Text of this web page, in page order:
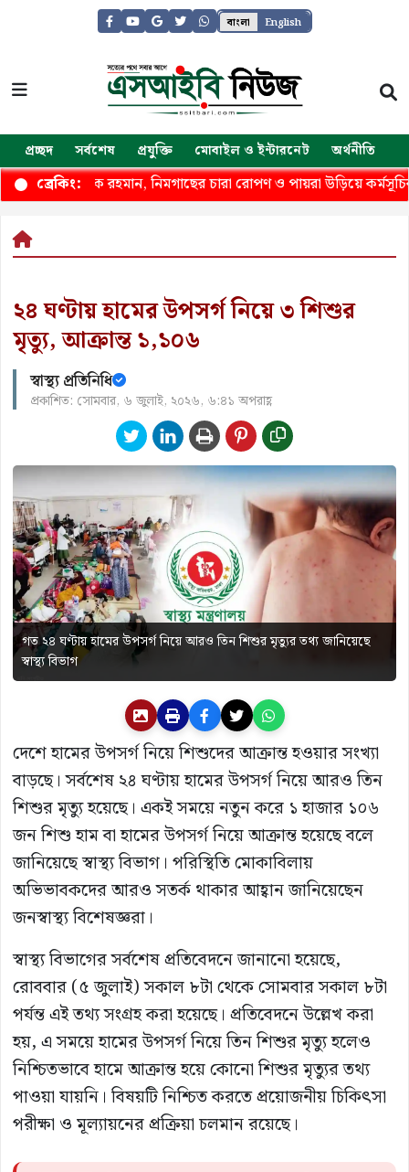
বাংলা English
প্রচ্ছদ সর্বশেষ প্রযুক্তি মোবাইল ও ইন্টারনেট অর্থনীতি
ব্রেকিং:
তারেক রহমান, নিমগাছের চারা রোপণ ও পায়রা উড়িয়ে কর্মসূচির
২৪ ঘণ্টায় হামের উপসর্গ নিয়ে ৩ শিশুর
মৃত্যু, আক্রান্ত ১,১০৬
স্বাস্থ্য প্রতিনিধি
প্রকাশিত: সোমবার, ৬ জুলাই, ২০২৬, ৬:৪১ অপরাহ্ণ
গত ২৪ ঘণ্টায় হামের উপসর্গ নিয়ে আরও তিন শিশুর মৃত্যুর তথ্য জানিয়েছে
স্বাস্থ্য বিভাগ
দেশে হামের উপসর্গ নিয়ে শিশুদের আক্রান্ত হওয়ার সংখ্যা
বাড়ছে। সর্বশেষ ২৪ ঘণ্টায় হামের উপসর্গ নিয়ে আরও তিন
শিশুর মৃত্যু হয়েছে। একই সময়ে নতুন করে ১ হাজার ১০৬
জন শিশু হাম বা হামের উপসর্গ নিয়ে আক্রান্ত হয়েছে বলে
জানিয়েছে স্বাস্থ্য বিভাগ। পরিস্থিতি মোকাবিলায়
অভিভাবকদের আরও সতর্ক থাকার আহ্বান জানিয়েছেন
জনস্বাস্থ্য বিশেষজ্ঞরা।
স্বাস্থ্য বিভাগের সর্বশেষ প্রতিবেদনে জানানো হয়েছে,
রোববার (৫ জুলাই) সকাল ৮টা থেকে সোমবার সকাল ৮টা
পর্যন্ত এই তথ্য সংগ্রহ করা হয়েছে। প্রতিবেদনে উল্লেখ করা
হয়, এ সময়ে হামের উপসর্গ নিয়ে তিন শিশুর মৃত্যু হলেও
নিশ্চিতভাবে হামে আক্রান্ত হয়ে কোনো শিশুর মৃত্যুর তথ্য
পাওয়া যায়নি। বিষয়টি নিশ্চিত করতে প্রয়োজনীয় চিকিৎসা
পরীক্ষা ও মূল্যায়নের প্রক্রিয়া চলমান রয়েছে।